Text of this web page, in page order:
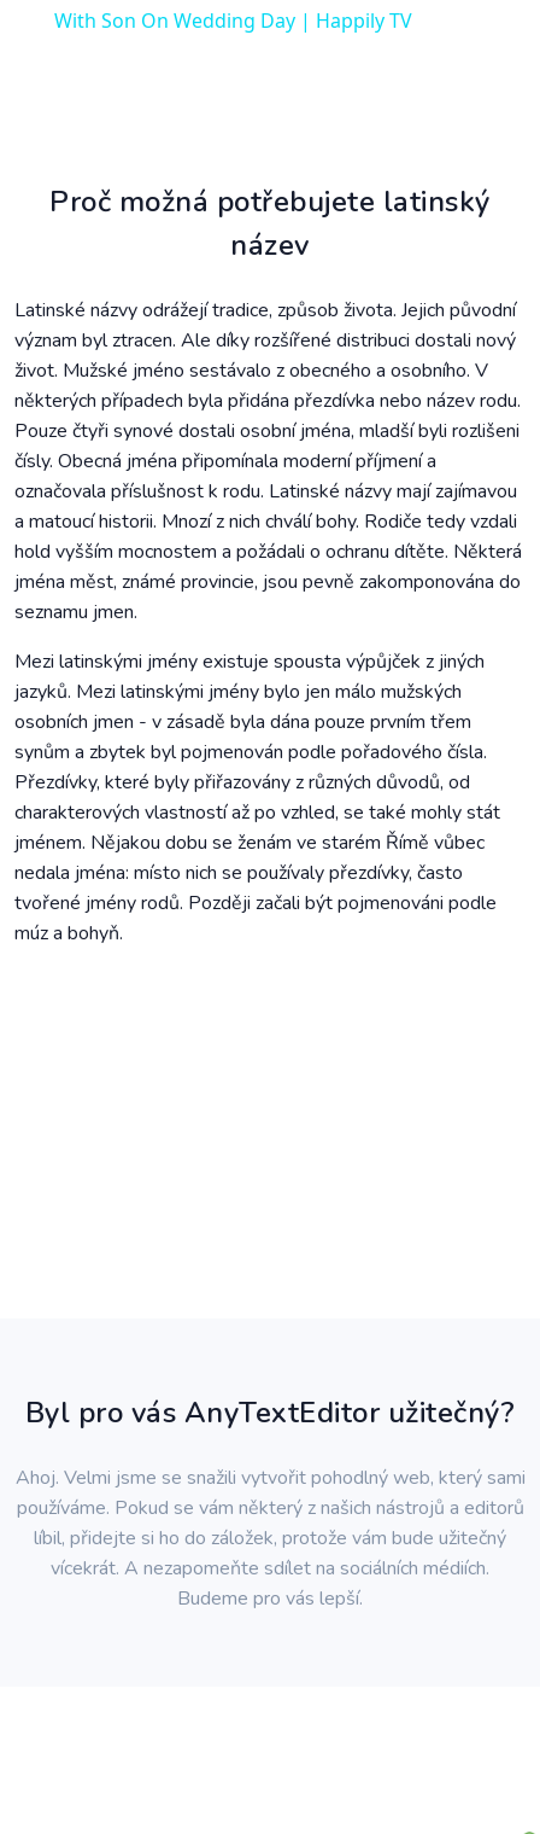
With Son On Wedding Day | Happily TV
Proč možná potřebujete latinský
název
Latinské názvy odrážejí tradice, způsob života. Jejich původní
význam byl ztracen. Ale díky rozšířené distribuci dostali nový
život. Mužské jméno sestávalo z obecného a osobního. V
některých případech byla přidána přezdívka nebo název rodu.
Pouze čtyři synové dostali osobní jména, mladší byli rozlišeni
čísly. Obecná jména připomínala moderní příjmení a
označovala příslušnost k rodu. Latinské názvy mají zajímavou
a matoucí historii. Mnozí z nich chválí bohy. Rodiče tedy vzdali
hold vyšším mocnostem a požádali o ochranu dítěte. Některá
jména měst, známé provincie, jsou pevně zakomponována do
seznamu jmen.
Mezi latinskými jmény existuje spousta výpůjček z jiných
jazyků. Mezi latinskými jmény bylo jen málo mužských
osobních jmen - v zásadě byla dána pouze prvním třem
synům a zbytek byl pojmenován podle pořadového čísla.
Přezdívky, které byly přiřazovány z různých důvodů, od
charakterových vlastností až po vzhled, se také mohly stát
jménem. Nějakou dobu se ženám ve starém Římě vůbec
nedala jména: místo nich se používaly přezdívky, často
tvořené jmény rodů. Později začali být pojmenováni podle
múz a bohyň.
Byl pro vás AnyTextEditor užitečný?
Ahoj. Velmi jsme se snažili vytvořit pohodlný web, který sami
používáme. Pokud se vám některý z našich nástrojů a editorů
líbil, přidejte si ho do záložek, protože vám bude užitečný
vícekrát. A nezapomeňte sdílet na sociálních médiích.
Budeme pro vás lepší.